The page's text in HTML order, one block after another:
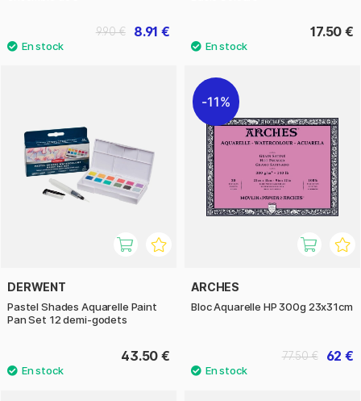
8.91 €
9.90 € 17.50 €
DERWENT
Pastel Shades Aquarelle Paint
Pan Set 12 demi-godets
43.50 €
11%
ARCHES
Bloc Aquarelle HP 300g 23x31cm
62 €
77.50 €